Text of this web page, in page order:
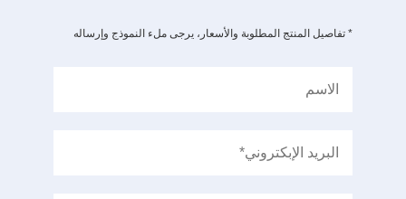
* تفاصيل المنتج المطلوبة والأسعار، يرجى ملء النموذج وإرساله